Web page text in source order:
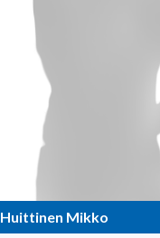
Huittinen Mikko